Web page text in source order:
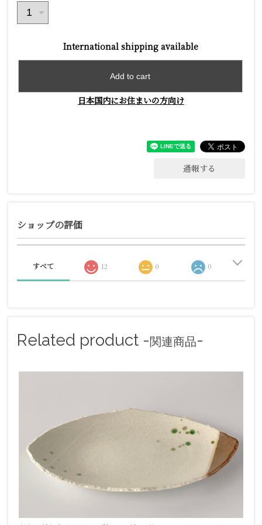
International shipping available
Add to cart
日本国内にお住まいの方向け
通報する
ショップの評価
すべて 12 0 0
Related product -関連商品-